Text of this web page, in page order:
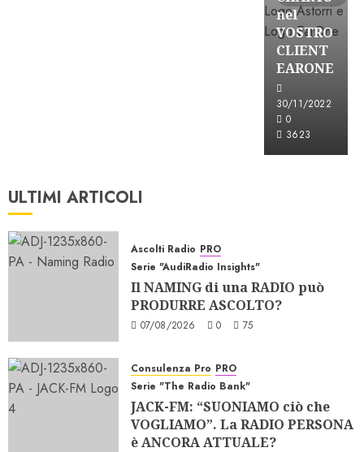
nel
VOSTRO
CLIENT
EARONE
30/11/2022
0
3623
ULTIMI ARTICOLI
Ascolti Radio PRO
Serie "AudiRadio Insights"
Il NAMING di una RADIO può
PRODURRE ASCOLTO?
07/08/2026 0 75
Consulenza Pro PRO
Serie "The Radio Bank"
JACK-FM: “SUONIAMO ciò che
VOGLIAMO”. La RADIO PERSONA
è ANCORA ATTUALE?